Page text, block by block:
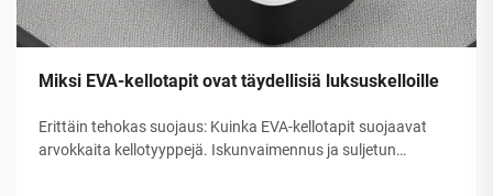
Miksi EVA-kellotapit ovat täydellisiä luksuskelloille
Erittäin tehokas suojaus: Kuinka EVA-kellotapit suojaavat
arvokkaita kellotyyppejä. Iskunvaimennus ja suljetun